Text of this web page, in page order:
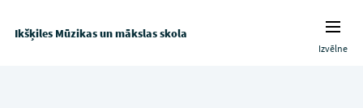
Ikšķiles Mūzikas un mākslas skola
Izvēlne